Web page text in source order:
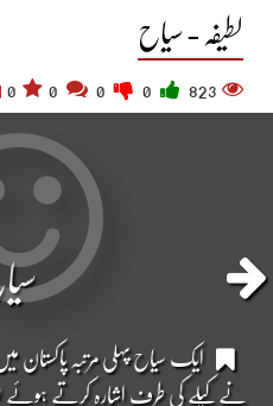
لطیفہ - سیاح
823
0
ایک سیاح پہلی مرتبہ پاکستان
نے کیلے کی طرف اشارہ کرتے ہوئے